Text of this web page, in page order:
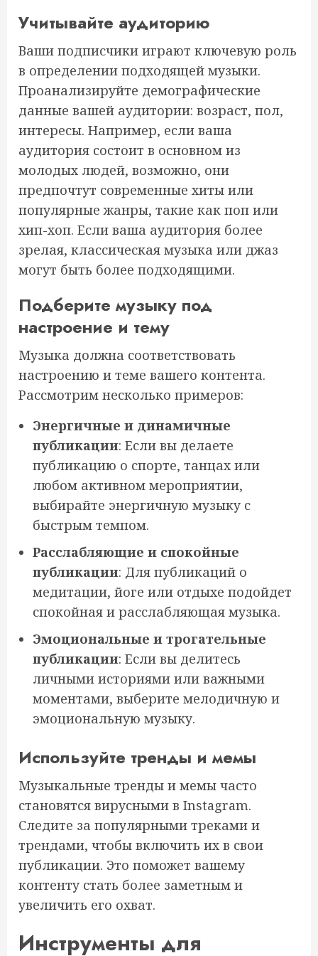
Учитывайте аудиторию
Ваши подписчики играют ключевую роль
в определении подходящей музыки.
Проанализируйте демографические
данные вашей аудитории: возраст, пол,
интересы. Например, если ваша
аудитория состоит в основном из
молодых людей, возможно, они
предпочтут современные хиты или
популярные жанры, такие как поп или
хип-хоп. Если ваша аудитория более
зрелая, классическая музыка или джаз
могут быть более подходящими.
Подберите музыку под
настроение и тему
Музыка должна соответствовать
настроению и теме вашего контента.
Рассмотрим несколько примеров:
Энергичные и динамичные
публикации: Если вы делаете
публикацию о спорте, танцах или
любом активном мероприятии,
выбирайте энергичную музыку с
быстрым темпом.
Расслабляющие и спокойные
публикации: Для публикаций о
медитации, йоге или отдыхе подойдет
спокойная и расслабляющая музыка.
Эмоциональные и трогательные
публикации: Если вы делитесь
личными историями или важными
моментами, выберите мелодичную и
эмоциональную музыку.
Используйте тренды и мемы
Музыкальные тренды и мемы часто
становятся вирусными в Instagram.
Следите за популярными треками и
трендами, чтобы включить их в свои
публикации. Это поможет вашему
контенту стать более заметным и
увеличить его охват.
Инструменты для